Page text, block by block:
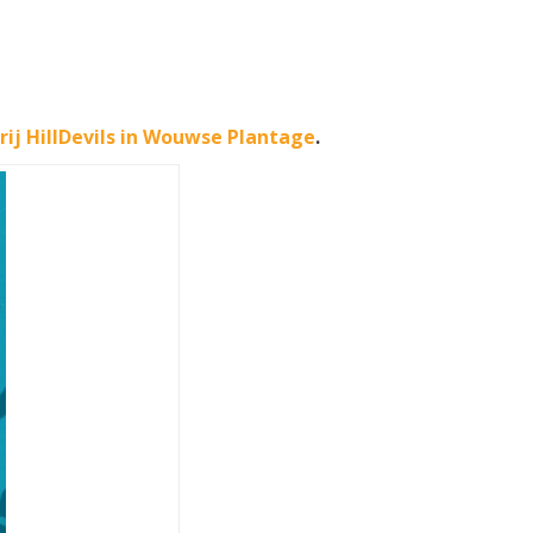
HillDevils in Wouwse Plantage.